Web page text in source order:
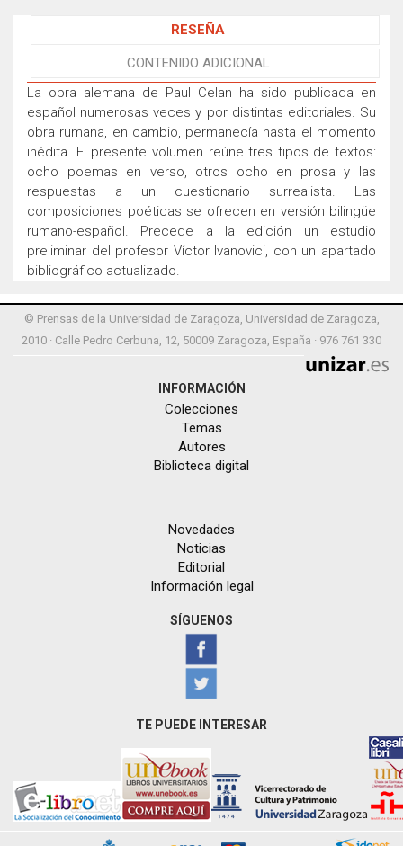
RESEÑA
CONTENIDO ADICIONAL
La obra alemana de Paul Celan ha sido publicada en
español numerosas veces y por distintas editoriales. Su
obra rumana, en cambio, permanecía hasta el momento
inédita. El presente volumen reúne tres tipos de textos:
ocho poemas en verso, otros ocho en prosa y las
respuestas a un cuestionario surrealista. Las
composiciones poéticas se ofrecen en versión bilingüe
rumano-español. Precede a la edición un estudio
preliminar del profesor Víctor Ivanovici, con un apartado
bibliográfico actualizado.
© Prensas de la Universidad de Zaragoza, Universidad de Zaragoza,
2010 · Calle Pedro Cerbuna, 12, 50009 Zaragoza, España · 976 761 330
INFORMACIÓN
Colecciones
Temas
Autores
Biblioteca digital
Novedades
Noticias
Editorial
Información legal
SÍGUENOS
TE PUEDE INTERESAR